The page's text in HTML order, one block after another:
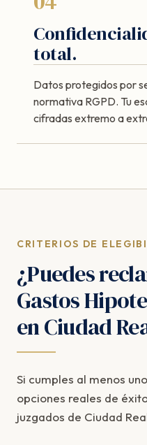
total.
Datos protegidos por
normativa RGPD. Tu
cifradas extremo a
CRITERIOS DE
¿Puedes
Gastos
en Ciudad
Si cumples al menos
opciones reales de
juzgados de Ciudad